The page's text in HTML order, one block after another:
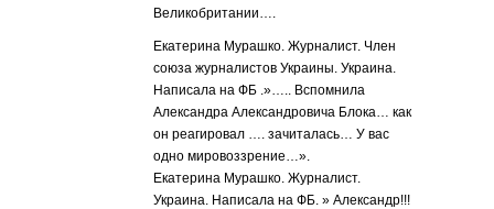
Великобритании….
Екатерина Мурашко. Журналист. Член
союза журналистов Украины. Украина.
Написала на ФБ .»….. Вспомнила
Александра Александровича Блока… как
он реагировал …. зачиталась… У вас
одно мировоззрение…».
‎Екатерина Мурашко. Журналист.
Украина. Написала на ФБ. » Александр!!!